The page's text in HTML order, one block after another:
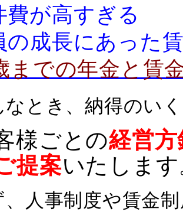
費が高すぎる
の成長にあった
までの年金と賃
とき、納得のい
様ごとの経営
提案いたします
人事制度や賃金